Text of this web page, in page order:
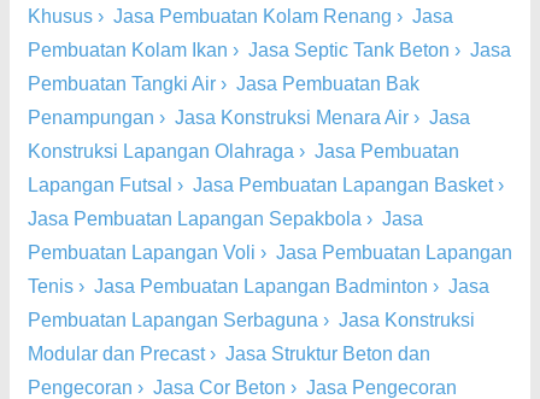
Khusus › Jasa Pembuatan Kolam Renang › Jasa
Pembuatan Kolam Ikan › Jasa Septic Tank Beton › Jasa
Pembuatan Tangki Air › Jasa Pembuatan Bak
Penampungan › Jasa Konstruksi Menara Air › Jasa
Konstruksi Lapangan Olahraga › Jasa Pembuatan
Lapangan Futsal › Jasa Pembuatan Lapangan Basket›
Jasa Pembuatan Lapangan Sepakbola › Jasa
Pembuatan Lapangan Voli › Jasa Pembuatan Lapangan
Tenis › Jasa Pembuatan Lapangan Badminton › Jasa
Pembuatan Lapangan Serbaguna › Jasa Konstruksi
Modular dan Precast› Jasa Struktur Beton dan
Pengecoran › Jasa Cor Beton › Jasa Pengecoran